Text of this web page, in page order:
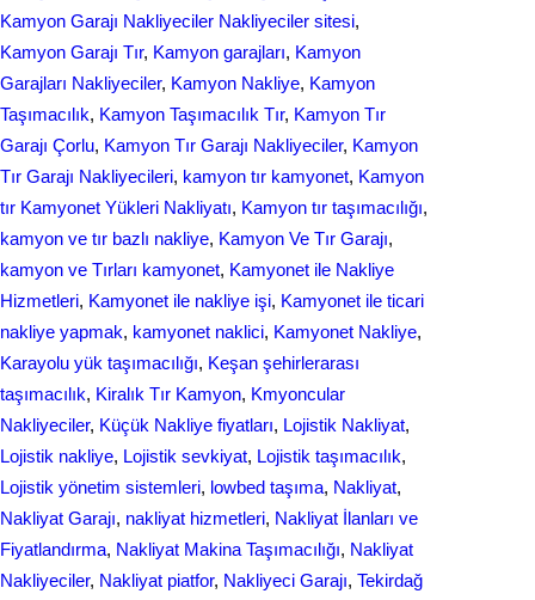
Kamyon Garajı Nakliyeciler Nakliyeciler sitesi
Kamyon Garajı Tır, Kamyon garajları, Kamyon
Garajları Nakliyeciler, Kamyon Nakliye, Kamyon
Taşımacılık, Kamyon Taşımacılık Tır, Kamyon Tır
Garajı Çorlu, Kamyon Tır Garajı Nakliyeciler, Kamyon
Tır Garajı Nakliyecileri, kamyon tır kamyonet, Kamyon
tır Kamyonet Yükleri Nakliyatı, Kamyon tır taşımacılığı
kamyon ve tır bazlı nakliye, Kamyon Ve Tır Garajı
kamyon ve Tırları kamyonet, Kamyonet ile Nakliye
Hizmetleri, Kamyonet ile nakliye işi, Kamyonet ile ticari
nakliye yapmak, kamyonet naklici, Kamyonet Nakliye
Karayolu yük taşımacılığı, Keşan şehirlerarası
taşımacılık, Kiralık Tır Kamyon, Kmyoncular
Nakliyeciler, Küçük Nakliye fiyatları, Lojistik Nakliyat
Lojistik nakliye, Lojistik sevkiyat, Lojistik taşımacılık
Lojistik yönetim sistemleri, lowbed taşıma, Nakliyat
Nakliyat Garajı, nakliyat hizmetleri, Nakliyat İlanları ve
Fiyatlandırma, Nakliyat Makina Taşımacılığı, Nakliyat
Nakliyeciler, Nakliyat piatfor, Nakliyeci Garajı, Tekirdağ